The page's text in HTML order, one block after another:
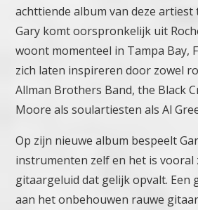
achttiende album van deze artiest
Gary komt oorspronkelijk uit
woont momenteel in Tampa Bay,
zich laten inspireren door zowel
Allman Brothers Band, the Black
Moore als soulartiesten als Al
Op zijn nieuwe album bespeelt
instrumenten zelf en het is vooral
gitaargeluid dat gelijk opvalt. Een
aan het onbehouwen rauwe